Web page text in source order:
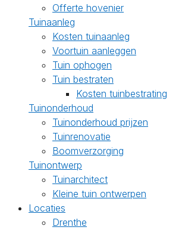
Offerte hovenier
Tuinaanleg
Kosten tuinaanleg
Voortuin aanleggen
Tuin ophogen
Tuin bestraten
Kosten tuinbestrating
Tuinonderhoud
Tuinonderhoud prijzen
Tuinrenovatie
Boomverzorging
Tuinontwerp
Tuinarchitect
Kleine tuin ontwerpen
Locaties
Drenthe